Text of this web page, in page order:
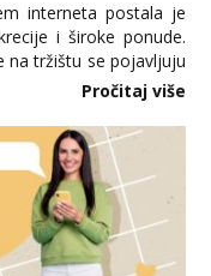
interneta postala je
i široke ponude.
na tržištu se pojavljuju
internetske
Pročitaj više